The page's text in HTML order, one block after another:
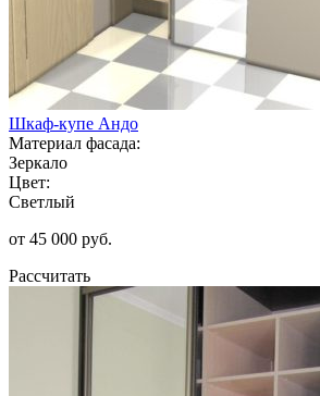
Шкаф-купе Андо
Материал фасада:
Зеркало
Цвет:
Светлый
от 45 000 руб.
Рассчитать